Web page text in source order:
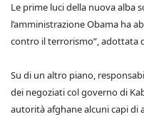
Le prime luci della nuova alba
l’amministrazione Obama ha
contro il terrorismo”, adottata
Su di un altro piano,
dei negoziati col governo di
autorità afghane alcuni capi di